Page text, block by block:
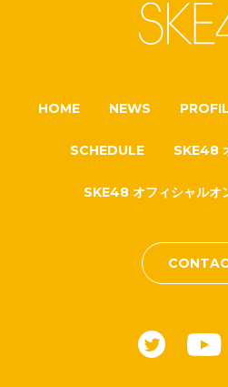
HOME NEWS
SCHEDULE SKE48
SKE48 オフィシャルオ